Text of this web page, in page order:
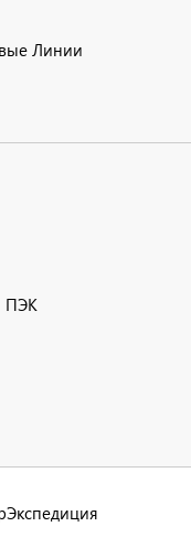
Линии
ПЭК